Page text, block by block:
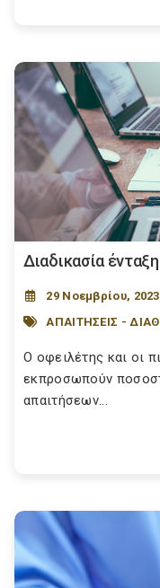
Διαδικασία
29 Νοεμβρίου, 2023
ΑΠΑΙΤΗΣΕΙΣ -
Ο οφειλέτης και οι
εκπροσωπούν
απαιτήσεων...